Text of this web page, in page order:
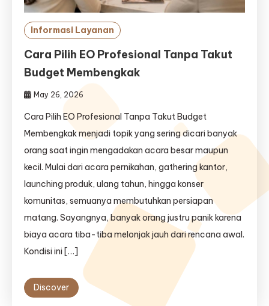
Informasi Layanan
Cara Pilih EO Profesional Tanpa Takut
Budget Membengkak
May 26, 2026
Cara Pilih EO Profesional Tanpa Takut Budget
Membengkak menjadi topik yang sering dicari banyak
orang saat ingin mengadakan acara besar maupun
kecil. Mulai dari acara pernikahan, gathering kantor,
launching produk, ulang tahun, hingga konser
komunitas, semuanya membutuhkan persiapan
matang. Sayangnya, banyak orang justru panik karena
biaya acara tiba-tiba melonjak jauh dari rencana awal.
Kondisi ini […]
Discover